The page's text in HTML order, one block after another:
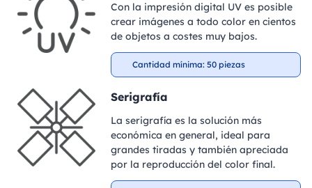
Con la impresión digital UV es posible
crear imágenes a todo color en cientos
de objetos a costes muy bajos.
Cantidad mínima: 50 piezas
Serigrafía
La serigrafía es la solución más
económica en general, ideal para
grandes tiradas y también apreciada
por la reproducción del color final.